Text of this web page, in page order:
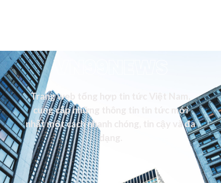
VN99NEWS
Trang web tổng hợp tin tức Việt Nam,
cung cấp những thông tin tin tức mới
nhất một cách nhanh chóng, tin cậy và đa
dạng.